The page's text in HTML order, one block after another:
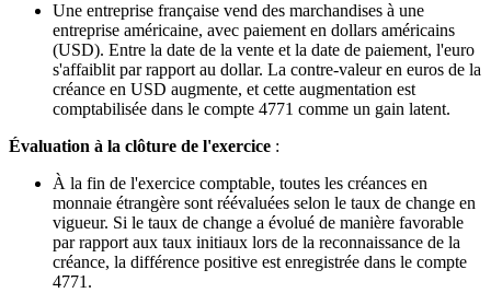
Une entreprise française vend des marchandises à une
entreprise américaine, avec paiement en dollars américains
(USD). Entre la date de la vente et la date de paiement, l'euro
s'affaiblit par rapport au dollar. La contre-valeur en euros de la
créance en USD augmente, et cette augmentation est
comptabilisée dans le compte 4771 comme un gain latent.
Évaluation à la clôture de l'exercice :
À la fin de l'exercice comptable, toutes les créances en
monnaie étrangère sont réévaluées selon le taux de change en
vigueur. Si le taux de change a évolué de manière favorable
par rapport aux taux initiaux lors de la reconnaissance de la
créance, la différence positive est enregistrée dans le compte
4771.